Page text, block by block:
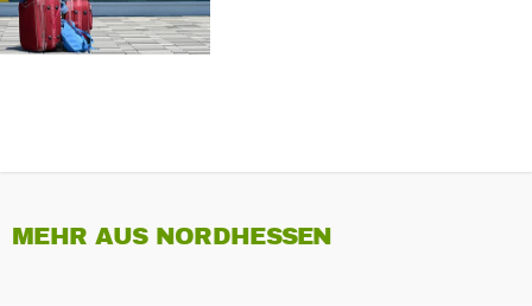
MEHR AUS NORDHESSEN